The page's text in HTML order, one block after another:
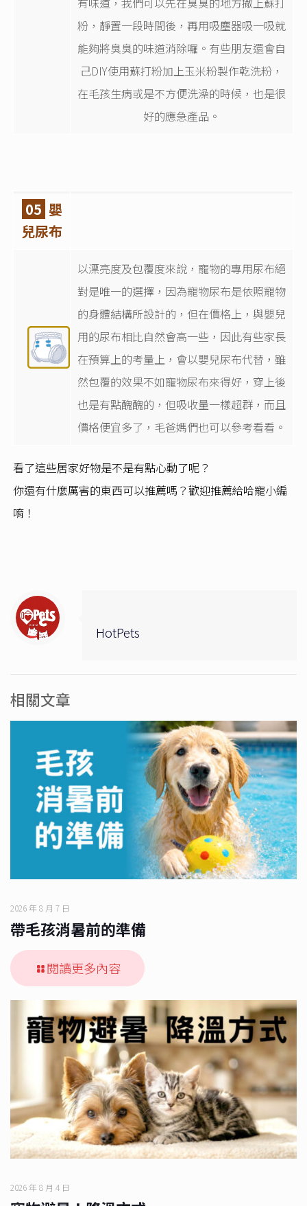
粉，靜置一段時間後，再用吸塵器吸一吸就
能夠將臭臭的味道消除囉。有些朋友還會自
己DIY使用蘇打粉加上玉米粉製作乾洗粉，
在毛孩生病或是不方便洗澡的時候，也是很
好的應急產品。
05 嬰
兒尿布
以漂亮度及包覆度來說，寵物的專用尿布絕
對是唯一的選擇，因為寵物尿布是依照寵物
的身體結構所設計的，但在價格上，與嬰兒
用的尿布相比自然會高一些，因此有些家長
在預算上的考量上，會以嬰兒尿布代替，雖
然包覆的效果不如寵物尿布來得好，穿上後
也是有點醜醜的，但吸收量一樣超群，而且
價格便宜多了，毛爸媽們也可以參考看看。
看了這些居家好物是不是有點心動了呢？
你還有什麼厲害的東西可以推薦嗎？歡迎推薦給哈寵小編
唷！
HotPets
相關文章
2026 年 8 月 7 日
帶毛孩消暑前的準備
閱讀更多內容
2026 年 8 月 4 日